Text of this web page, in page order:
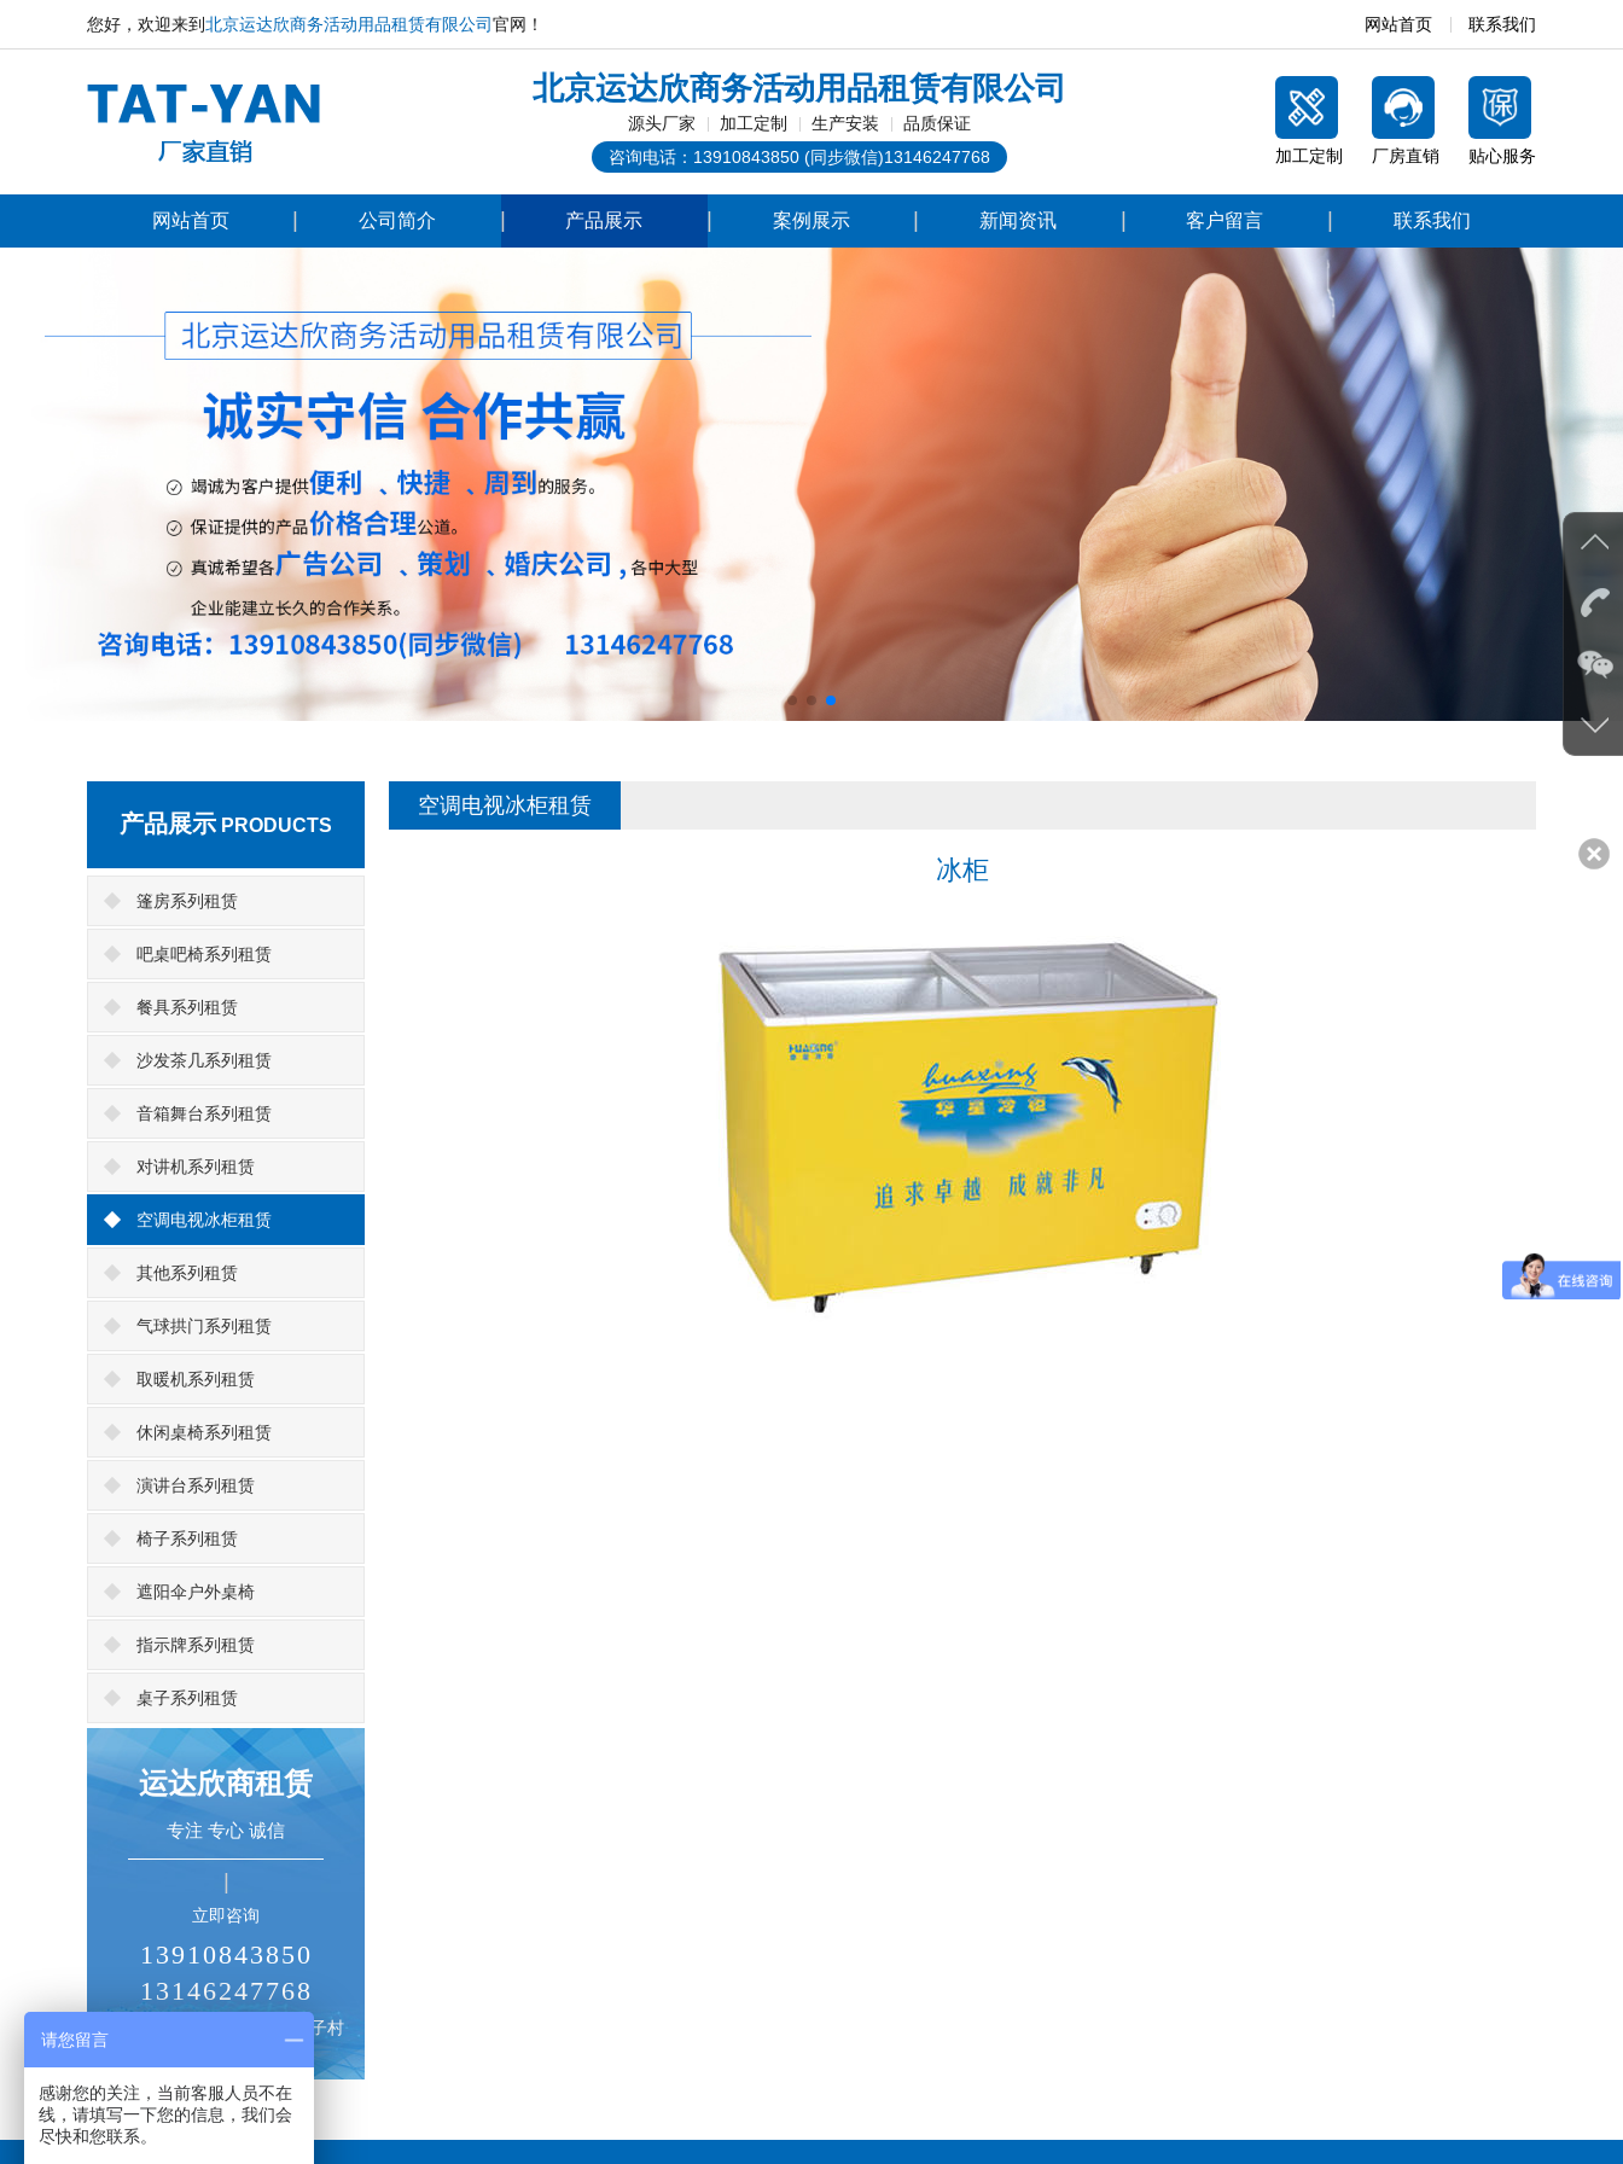
您好，欢迎来到北京运达欣商务活动用品租赁有限公司官网！ 网站首页 联系我们
北京运达欣商务活动用品租赁有限公司
源头厂家 加工定制 生产安装
品质保证
咨询电话：13910843850 (同步微信)13146247768
加工定制 厂房直销 贴心服务
网站首页 公司简介 产品展示 案例展示 新闻资讯 客户留言 联系我们
产品展示 PRODUCTS
篷房系列租赁
吧桌吧椅系列租赁
餐具系列租赁
沙发茶几系列租赁
音箱舞台系列租赁
对讲机系列租赁
空调电视冰柜租赁
其他系列租赁
气球拱门系列租赁
取暖机系列租赁
休闲桌椅系列租赁
演讲台系列租赁
椅子系列租赁
遮阳伞户外桌椅
指示牌系列租赁
桌子系列租赁
运达欣商租赁
专注 专心 诚信
立即咨询
13910843850
13146247768
北京市朝阳区十八里店横街子村
空调电视冰柜租赁
冰柜
请您留言
感谢您的关注，当前客服人员不在
线，请填写一下您的信息，我们会
尽快和您联系。